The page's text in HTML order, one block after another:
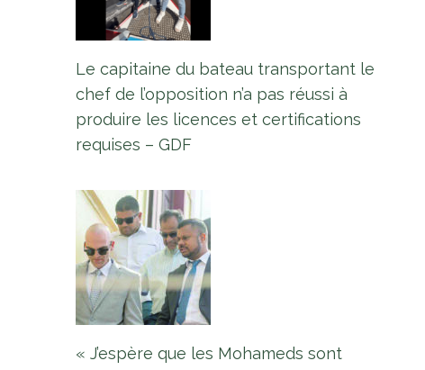
Le capitaine du bateau transportant le
chef de l’opposition n’a pas réussi à
produire les licences et certifications
requises – GDF
« J’espère que les Mohameds sont